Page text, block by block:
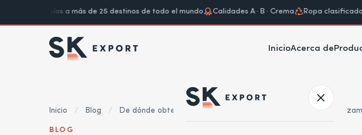
Envíos a más de 25 destinos de todo el mundo Calidades A · B · Crema Ropa clasificada y
InicioAcerca de
Inicio / Blog / De dónde obtenemos nuestro stock al por mayor: por qué
BLOG